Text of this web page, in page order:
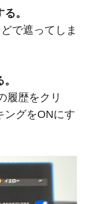
。
で遮ってしま
履歴をクリ
グをONにす